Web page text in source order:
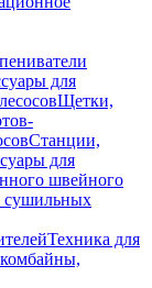
для
Щетки,
Станции,
для
швейного
сушильных
Техника для